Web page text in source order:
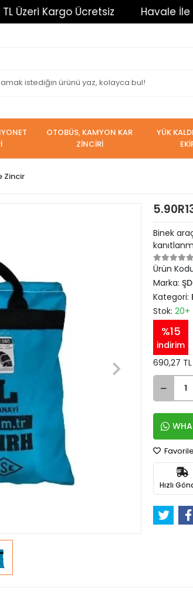
Ücretsiz Havale İle
OTOBÜS, KAMYON KAR
ZİNCİRİ
YÜK
Zincir
Binek
Ürün
Marka:
Kategori:
Stok: 20+
%15
indirim
690,27
Hızlı